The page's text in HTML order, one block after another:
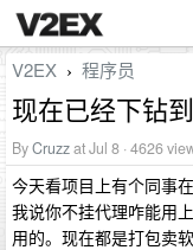
V2EX › 程序员
现在已经下钻
ByCruzzat Jul 8 · 4626
今天看项目上有个同事
我说你不挂代理咋能用
用的。现在都是打包卖